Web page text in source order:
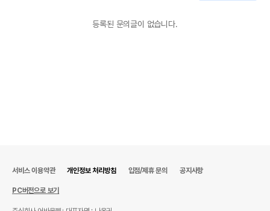
등록된 문의글이 없습니다.
서비스 이용약관 개인정보 처리방침 입점/제휴 문의 공지사항
PC버전으로 보기